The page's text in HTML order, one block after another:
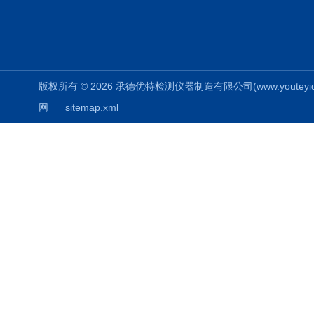
版权所有 © 2026 承德优特检测仪器制造有限公司
网
sitemap.xml